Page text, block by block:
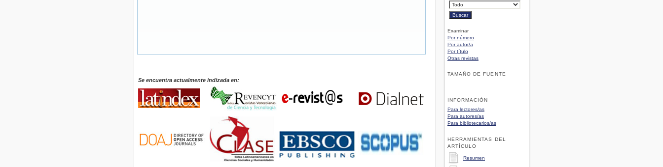
Examinar
Por número
Por autor/a
Por título
Otras revistas
TAMAÑO DE FUENTE
INFORMACIÓN
Para lectores/as
Para autores/as
Para bibliotecarios/as
HERRAMIENTAS DEL
ARTÍCULO
Resumen
Se encuentra actualmente indizada en: